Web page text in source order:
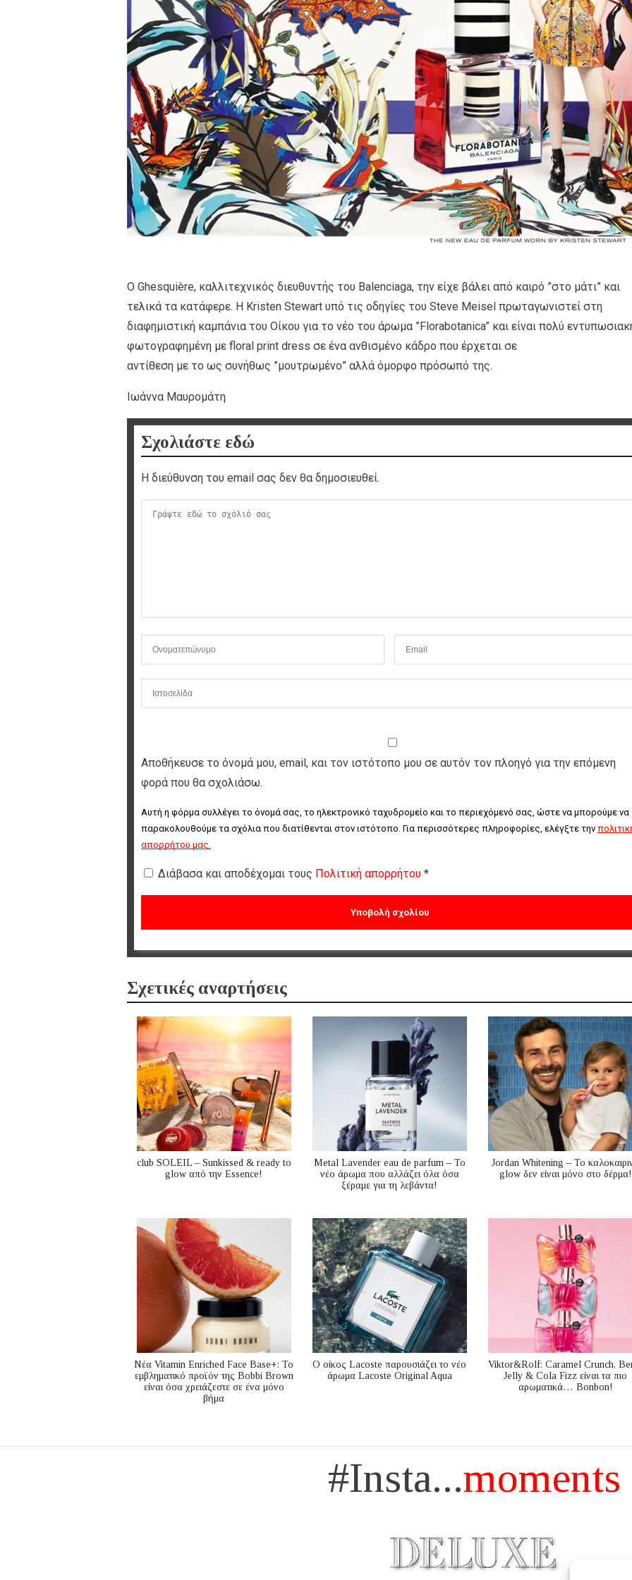
O Ghesquière, καλλιτεχνικός διευθυντής του Balenciaga, την είχε βάλει από καιρό ”στο μάτι” και
τελικά τα κατάφερε. Η Kristen Stewart υπό τις οδηγίες του Steve Meisel πρωταγωνιστεί στη
διαφημιστική καμπάνια του Οίκου για το νέο του άρωμα ”Florabotanica” και είναι πολύ
φωτογραφημένη με floral print dress σε ένα ανθισμένο κάδρο που έρχεται σε
αντίθεση με το ως συνήθως ”μουτρωμένο” αλλά όμορφο πρόσωπό της.
Ιωάννα Μαυρομάτη
Σχολιάστε εδώ
Η διεύθυνση του email σας δεν θα δημοσιευθεί.
Αποθήκευσε το όνομά μου, email, και τον ιστότοπο μου σε αυτόν τον πλοηγό για την επόμενη
φορά που θα σχολιάσω.
Αυτή η φόρμα συλλέγει το όνομά σας, το ηλεκτρονικό ταχυδρομείο και το περιεχόμενό σας, ώστε να μπορούμε να
παρακολουθούμε τα σχόλια που διατίθενται στον ιστότοπο. Για περισσότερες πληροφορίες, ελέγξτε την
απορρήτου μας.
Διάβασα και αποδέχομαι τους Πολιτική απορρήτου *
Σχετικές αναρτήσεις
club SOLEIL – Sunkissed & ready to
glow από την Essence!
Metal Lavender eau de parfum – Το
νέο άρωμα που αλλάζει όλα όσα
ξέραμε για τη λεβάντα!
Jordan Whitening – Το
glow δεν είναι μόνο στο δέρμα!
Nέα Vitamin Enriched Face Base+: Το
εμβληματικό προϊόν της Bobbi Brown
είναι όσα χρειάζεστε σε ένα μόνο
βήμα
Ο οίκος Lacoste παρουσιάζει το νέο
άρωμα Lacoste Original Aqua
Viktor&Rolf: Caramel Crunch,
Jelly & Cola Fizz είναι τα πιο
αρωματικά… Bonbon!
#Insta...moments